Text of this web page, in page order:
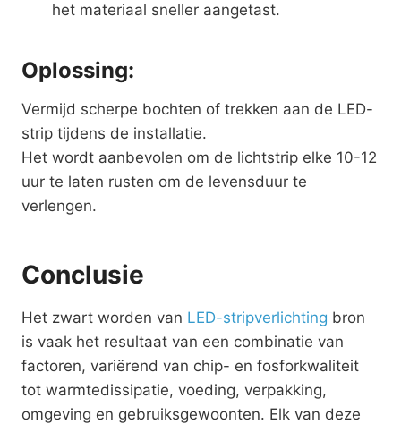
het materiaal sneller aangetast.
Oplossing:
Vermijd scherpe bochten of trekken aan de LED-
strip tijdens de installatie.
Het wordt aanbevolen om de lichtstrip elke 10-12
uur te laten rusten om de levensduur te
verlengen.
Conclusie
Het zwart worden van LED-stripverlichting bron
is vaak het resultaat van een combinatie van
factoren, variërend van chip- en fosforkwaliteit
tot warmtedissipatie, voeding, verpakking,
omgeving en gebruiksgewoonten. Elk van deze